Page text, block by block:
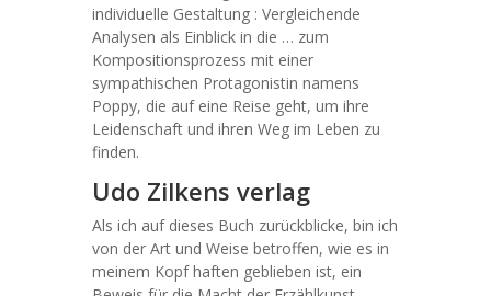
individuelle Gestaltung : Vergleichende
Analysen als Einblick in die … zum
Kompositionsprozess mit einer
sympathischen Protagonistin namens
Poppy, die auf eine Reise geht, um ihre
Leidenschaft und ihren Weg im Leben zu
finden.
Udo Zilkens verlag
Als ich auf dieses Buch zurückblicke, bin ich
von der Art und Weise betroffen, wie es in
meinem Kopf haften geblieben ist, ein